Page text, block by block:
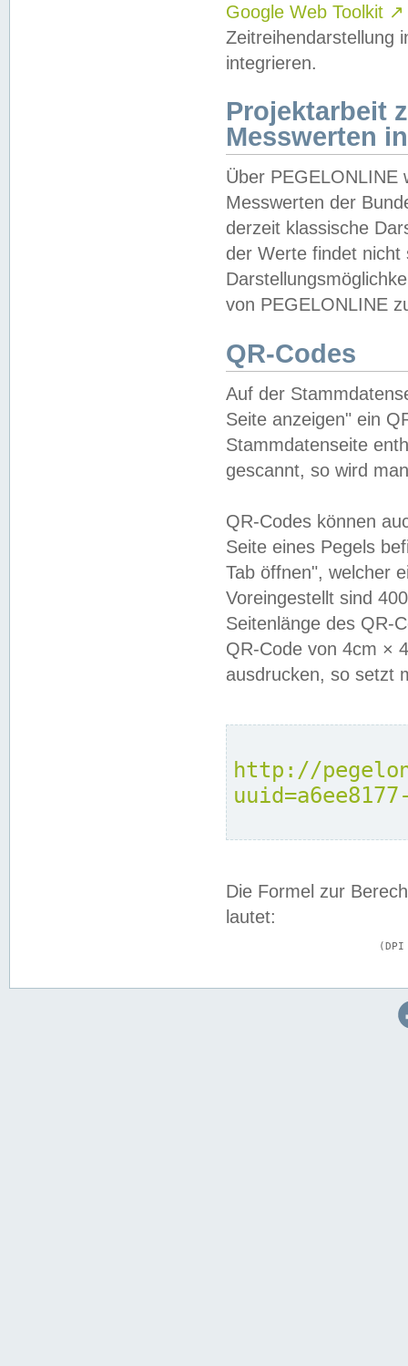
Google Web Toolkit ↗
Zeitreihendarstellung
integrieren.
Projektarbeit
Messwerten
Über PEGELONLINE
Messwerten der
derzeit klassische
der Werte findet
von PEGELONLINE
QR-Codes
Auf der
Seite anzeigen" ein
Stammdatenseite
gescannt, so wird
QR-Codes können
Seite eines Pegels
Tab öffnen", welcher
Voreingestellt sind
Seitenlänge des QR-
QR-Code von 4cm ×
ausdrucken, so setzt
http://
Die Formel zur
lautet: